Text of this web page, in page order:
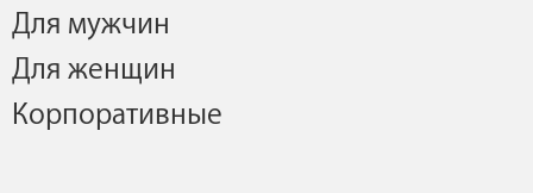
Для мужчин
Для женщин
Корпоративные